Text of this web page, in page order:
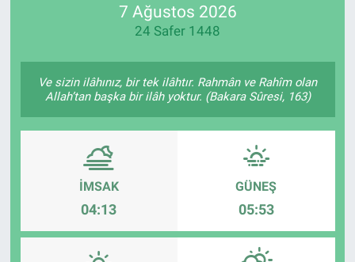
7 Ağustos 2026
24 Safer 1448
Ve sizin ilâhınız, bir tek ilâhtır. Rahmân ve Rahîm olan
Allah’tan başka bir ilâh yoktur. (Bakara Sûresi, 163)
İMSAK
04:13
GÜNEŞ
05:53
Künye
Son Dakika Haberleri
Haber Arşivi